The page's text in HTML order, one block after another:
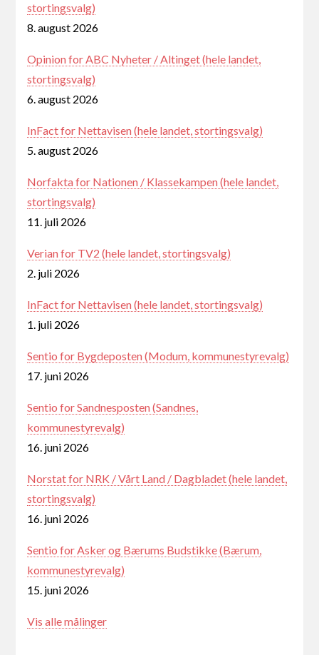
stortingsvalg)
8. august 2026
Opinion for ABC Nyheter / Altinget (hele landet,
stortingsvalg)
6. august 2026
InFact for Nettavisen (hele landet, stortingsvalg)
5. august 2026
Norfakta for Nationen / Klassekampen (hele landet,
stortingsvalg)
11. juli 2026
Verian for TV2 (hele landet, stortingsvalg)
2. juli 2026
InFact for Nettavisen (hele landet, stortingsvalg)
1. juli 2026
Sentio for Bygdeposten (Modum, kommunestyrevalg)
17. juni 2026
Sentio for Sandnesposten (Sandnes,
kommunestyrevalg)
16. juni 2026
Norstat for NRK / Vårt Land / Dagbladet (hele landet,
stortingsvalg)
16. juni 2026
Sentio for Asker og Bærums Budstikke (Bærum,
kommunestyrevalg)
15. juni 2026
Vis alle målinger